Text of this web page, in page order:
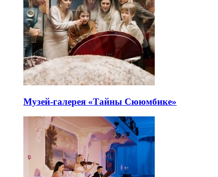
Музей-галерея «Тайны Сююмбике»